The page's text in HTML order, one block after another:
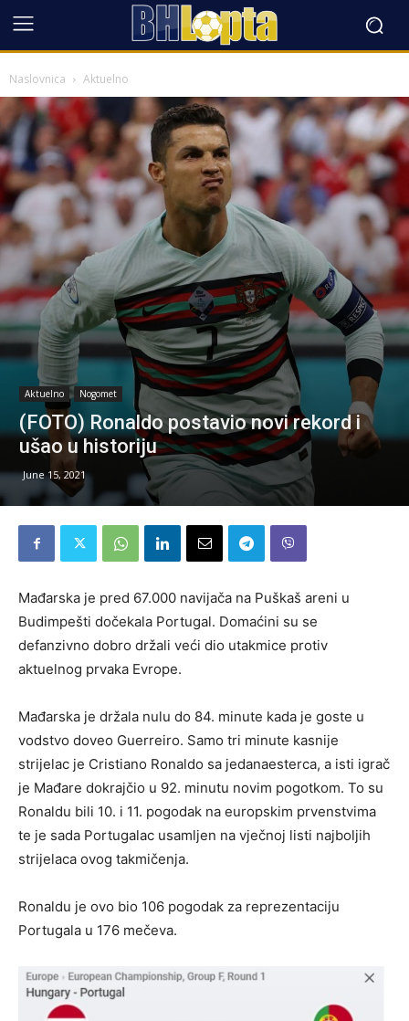
Naslovnica Aktuelno
Aktuelno Nogomet
(FOTO) Ronaldo postavio novi rekord i
ušao u historiju
June 15, 2021
Mađarska je pred 67.000 navijača na Puškaš areni u
Budimpešti dočekala Portugal. Domaćini su se
defanzivno dobro držali veći dio utakmice protiv
aktuelnog prvaka Evrope.
Mađarska je držala nulu do 84. minute kada je goste u
vodstvo doveo Guerreiro. Samo tri minute kasnije
strijelac je Cristiano Ronaldo sa jedanaesterca, a isti igrač
je Mađare dokrajčio u 92. minutu novim pogotkom. To su
Ronaldu bili 10. i 11. pogodak na europskim prvenstvima
te je sada Portugalac usamljen na vječnoj listi najboljih
strijelaca ovog takmičenja.
Ronaldu je ovo bio 106 pogodak za reprezentaciju
Portugala u 176 mečeva.